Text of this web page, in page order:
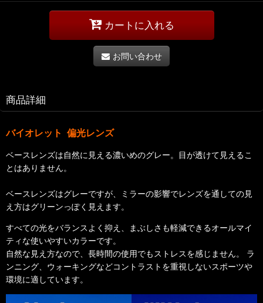
カートに入れる
お問い合わせ
商品詳細
バイオレット 偏光レンズ
ベースレンズは自然に見える濃いめのグレー。目が透けて見えるこ
とはありません。
ベースレンズはグレーですが、ミラーの影響でレンズを通しての見
え方はグリーンっぽく見えます。
すべての光をバランスよく抑え、まぶしさも軽減できるオールマイ
ティな使いやすいカラーです。
自然な見え方なので、長時間の使用でもストレスを感じません。 ラ
ンニング、ウォーキングなどコントラストを重視しないスポーツや
環境に適しています。